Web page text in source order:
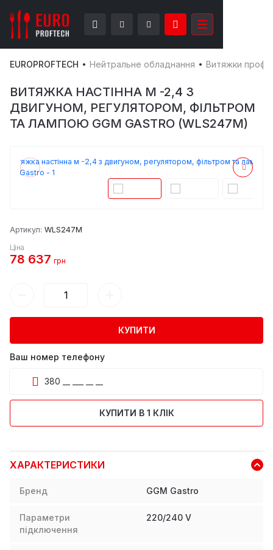
EUROPROFTECH Нейтральне обладнання Витяжки
ВИТЯЖКА НАСТІННА М -2,4 З
ДВИГУНОМ, РЕГУЛЯТОРОМ, ФІЛЬТРОМ
ТА ЛАМПОЮ GGM GASTRO (WLS247M)
Артикул: WLS247M
Ціна
78 637 грн
КУПИТИ
Ваш номер телефону
КУПИТИ В 1 КЛІК
ХАРАКТЕРИСТИКИ
Бренд GGM Gastro
Параметри
підключення
220/240 V